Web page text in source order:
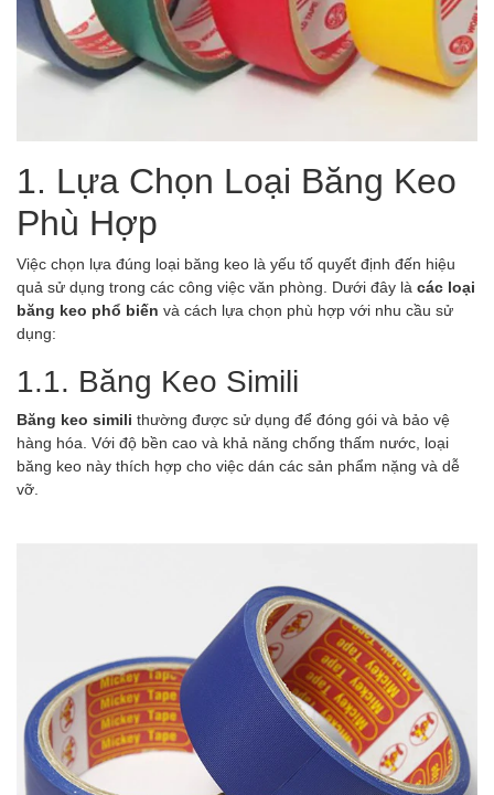
1. Lựa Chọn Loại Băng Keo
Phù Hợp
Việc chọn lựa đúng loại băng keo là yếu tố quyết định đến hiệu
quả sử dụng trong các công việc văn phòng. Dưới đây là các loại
băng keo phổ biến và cách lựa chọn phù hợp với nhu cầu sử
dụng:
1.1. Băng Keo Simili
Băng keo simili thường được sử dụng để đóng gói và bảo vệ
hàng hóa. Với độ bền cao và khả năng chống thấm nước, loại
băng keo này thích hợp cho việc dán các sản phẩm nặng và dễ
vỡ.